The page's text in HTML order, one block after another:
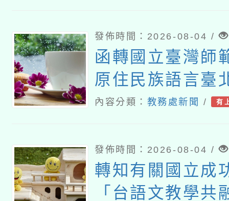
素養工作坊新北
發佈時間：2026-08-04 /
函轉國立臺灣師
原住民族語言臺
115年度第2期
內容分類： 教務處新聞 / 有
發佈時間：2026-08-04 /
轉知有關國立成
「台語文教學共